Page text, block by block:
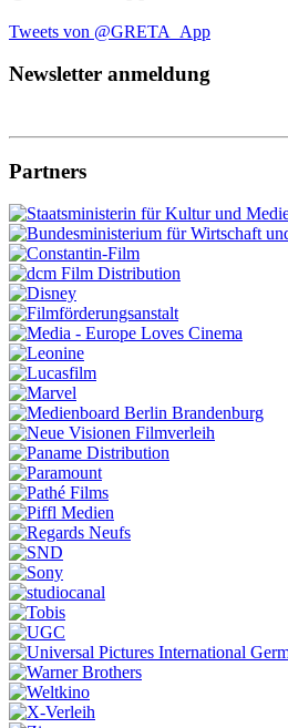
Tweets von @GRETA_App
Newsletter anmeldung
Partners